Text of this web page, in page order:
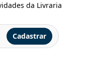
da Livraria
Cadastrar